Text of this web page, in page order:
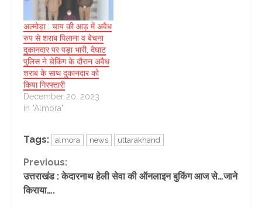
अल्मोड़ा : चाय की आड़ में अवैध
रुप से शराब पिलाना व बेचना
दुकानदार पर पड़ा भारी, देघाट
पुलिस ने चेकिंग के दौरान अवैध
शराब के साथ दुकानदार को
किया गिरफ्तारी
December 20, 2023
In "Almora"
Tags: almora news uttarakhand
Continue
Reading
Previous:
उत्तराखंड : केदारनाथ हेली सेवा की ऑनलाइन बुकिंग आज से…जाने
किराया….